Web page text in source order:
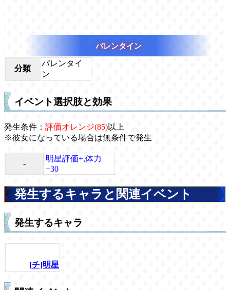
バレンタイン
分類
バレンタイ
ン
イベント選択肢と効果
発生条件： 評価オレンジ(85)以上
※彼女になっている場合は無条件で発生
-
明星評価+,体力
+30
発生するキャラと関連イベント
発生するキャラ
[チ]明星